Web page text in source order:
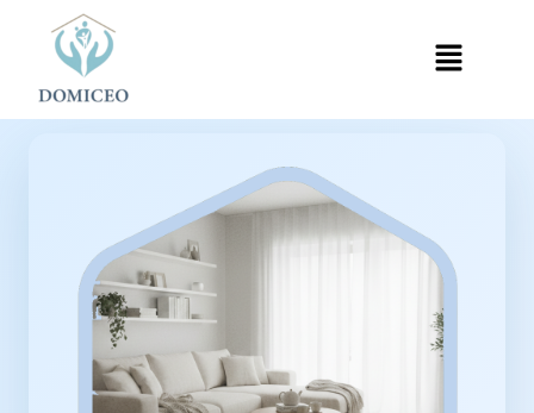
Accueil›Ménage à Domicile
Panneau de gestion des cookies